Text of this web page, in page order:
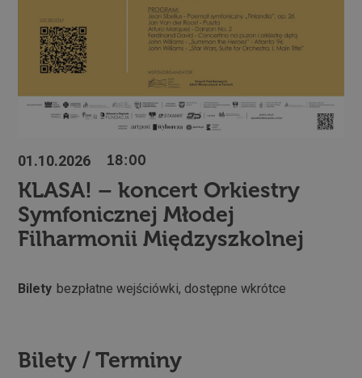
01.10.2026 18:00
KLASA! – koncert Orkiestry
Symfonicznej Młodej
Filharmonii Międzyszkolnej
Bilety bezpłatne wejściówki, dostępne wkrótce
Bilety / Terminy